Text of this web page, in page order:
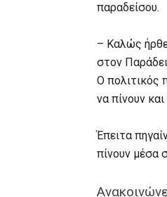
παραδείσου.
– Καλώς
στον
Ο πολιτικός
να πίνουν
Έπειτα
πίνουν μέσα